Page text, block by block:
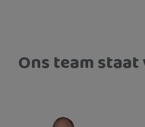
Ons team